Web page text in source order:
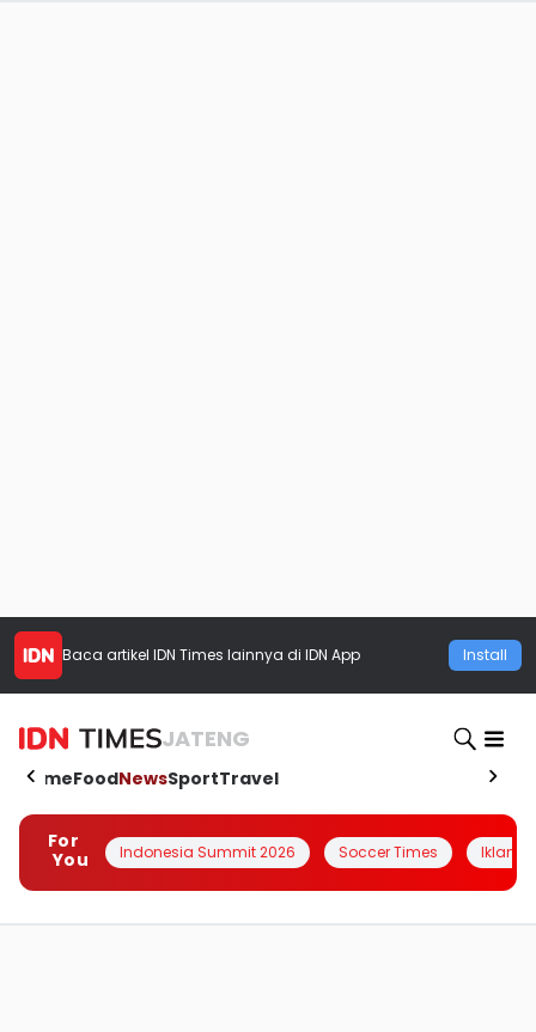
Baca artikel IDN Times lainnya di IDN App Install
JATENG
HomeFoodNewsSportTravel
For
You
Indonesia Summit 2026 Soccer Times Iklanin